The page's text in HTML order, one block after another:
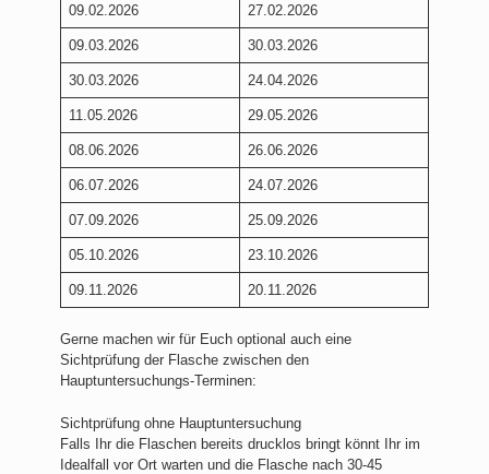
09.02.2026 27.02.2026
09.03.2026 30.03.2026
30.03.2026 24.04.2026
11.05.2026 29.05.2026
08.06.2026 26.06.2026
06.07.2026 24.07.2026
07.09.2026 25.09.2026
05.10.2026 23.10.2026
09.11.2026 20.11.2026
Gerne machen wir für Euch optional auch eine
Sichtprüfung der Flasche zwischen den
Hauptuntersuchungs-Terminen:
Sichtprüfung ohne Hauptuntersuchung
Falls Ihr die Flaschen bereits drucklos bringt könnt Ihr im
Idealfall vor Ort warten und die Flasche nach 30-45